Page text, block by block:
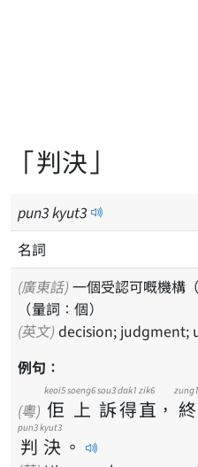
「判決」
pun3kyut3
名詞
(廣東話) 一個受認可嘅機構
（量詞：個）
(英文) decision; judgment;
例句：
(粵) 佢
keoi5
上
soeng6
訴
sou3
得
dak1
直
zik6
， 終
zung1
判
pun3
決
kyut3
。